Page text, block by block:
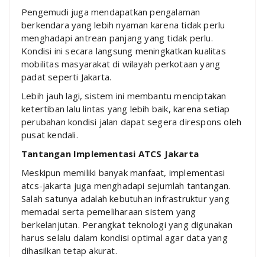
Pengemudi juga mendapatkan pengalaman
berkendara yang lebih nyaman karena tidak perlu
menghadapi antrean panjang yang tidak perlu.
Kondisi ini secara langsung meningkatkan kualitas
mobilitas masyarakat di wilayah perkotaan yang
padat seperti Jakarta.
Lebih jauh lagi, sistem ini membantu menciptakan
ketertiban lalu lintas yang lebih baik, karena setiap
perubahan kondisi jalan dapat segera direspons oleh
pusat kendali.
Tantangan Implementasi ATCS Jakarta
Meskipun memiliki banyak manfaat, implementasi
atcs-jakarta juga menghadapi sejumlah tantangan.
Salah satunya adalah kebutuhan infrastruktur yang
memadai serta pemeliharaan sistem yang
berkelanjutan. Perangkat teknologi yang digunakan
harus selalu dalam kondisi optimal agar data yang
dihasilkan tetap akurat.